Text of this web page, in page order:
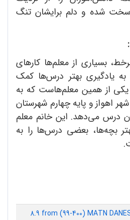
سخت شده و دلم برایشان تنگ
بسیاری از معلم‌ها کارهای
به یادگیری بهتر درس‌ها کمک
یکی از همین معلم‌هاست که به
اهواز و پایه چهارم شهرستان
درس می‌دهد. این خانم معلم
بچه‌ها، بعضی درس‌ها را به
8.9 from (99-400) MATN